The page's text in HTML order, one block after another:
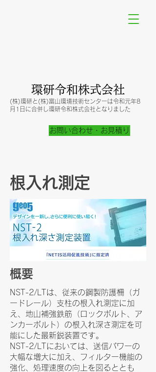
​環研令和株式会社
お問い合わせ・お見積り
(株)環研と(株)富山環境技術センターは令和元年8
月1日に合併し​環研令和株式会社となりました
根入れ測定
概要
NST-2/LTは、従来の鋼製防護柵（ガ
ードレール）支柱の根入れ測定に加
え、地山補強鉄筋（ロックボルト、ア
ンカーボルト）の根入れ深さ測定を可
能にした最新鋭装置です。
NST-2/LTにおいては、送信パワーの
大幅な増大に加え、フィルター機能の
強化、処理速度の向上を図るととも